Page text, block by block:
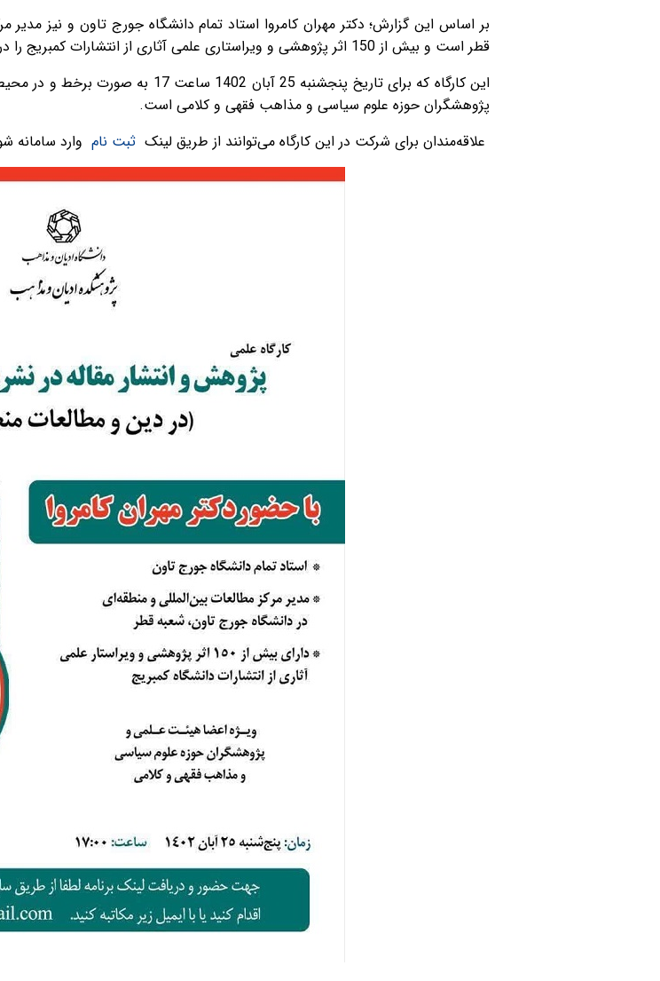
بر اساس این گزارش؛ دکتر مهران کامروا استاد تمام دانشگاه جورج تاون و نیز
قطر است و بیش از 150 اثر پژوهشی و ویراستاری علمی آثاری از انتشارات کمبریج را در کارنامه علمی خود دارد.
این کارگاه که برای تاریخ پنجشنبه
پژوهشگران حوزه علوم سیاسی و مذاهب فقهی و کلامی است.
علاقه‌مندان برای شرکت در این کارگاه می‌توانند از طریق لینک ثبت نام وارد سامانه